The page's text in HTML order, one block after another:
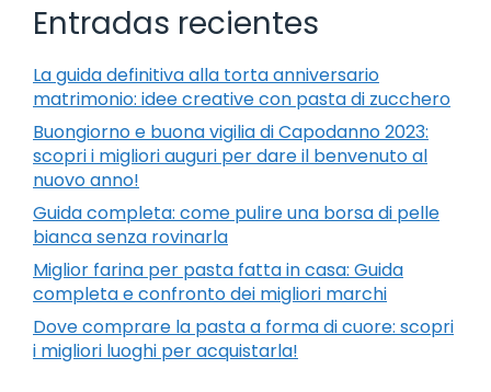
Entradas recientes
La guida definitiva alla torta anniversario
matrimonio: idee creative con pasta di zucchero
Buongiorno e buona vigilia di Capodanno 2023:
scopri i migliori auguri per dare il benvenuto al
nuovo anno!
Guida completa: come pulire una borsa di pelle
bianca senza rovinarla
Miglior farina per pasta fatta in casa: Guida
completa e confronto dei migliori marchi
Dove comprare la pasta a forma di cuore: scopri
i migliori luoghi per acquistarla!